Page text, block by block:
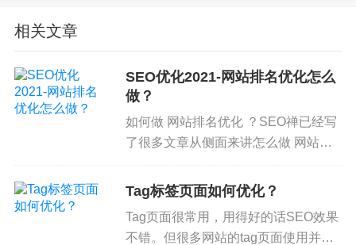
Google、Facebook、百度在深度学习领域都有很多
进展，尤其是在人脸识别、图像识别、语音识别、
翻译等方面。这方面报道挺多的。
深度学习用在搜索引擎上是个什么情况？
面特征（也就是
排名因素
）来排名，各个特征占多少权重，这些都是工程师
相关文章
SEO优化2021-网站排名优化怎么
做？
如何做 网站排名优化 ？SEO禅已经写
了很多文章从侧面来讲怎么做 网站排
思路，也是为了做这个 ， 网站排名怎
Tag标签页面如何优化？
Tag页面很常用，用得好的话SEO效果
不错。但很多网站的tag页面使用并不